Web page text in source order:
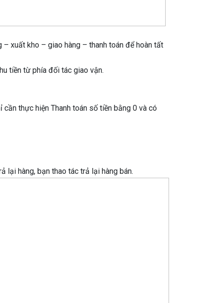
xuất kho – giao hàng – thanh toán để hoàn tất
tiền từ phía đối tác giao vận.
thực hiện Thanh toán số tiền bằng 0 và có
lại hàng, bạn thao tác trả lại hàng bán.